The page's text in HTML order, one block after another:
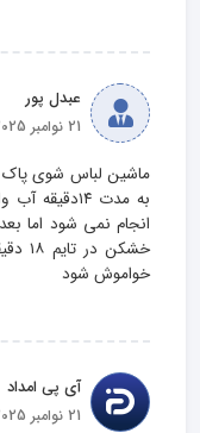
عبدل پور
21 نوامبر 2025
به مدت
خواموش شود
آی پی امداد
21 نوامبر 2025